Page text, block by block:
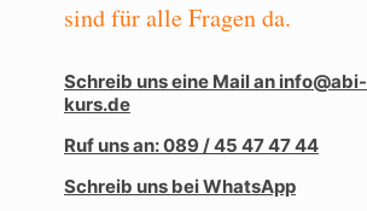
sind für alle Fragen da.
Schreib uns eine Mail an info@abi-
kurs.de
Ruf uns an: 089 / 45 47 47 44
Schreib uns bei WhatsApp